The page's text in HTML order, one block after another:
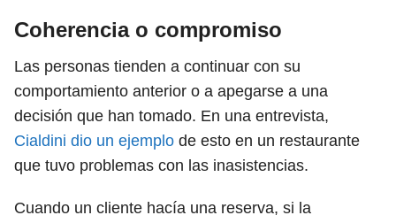
Coherencia o compromiso
Las personas tienden a continuar con su
comportamiento anterior o a apegarse a una
decisión que han tomado. En una entrevista,
Cialdini dio un ejemplo de esto en un restaurante
que tuvo problemas con las inasistencias.
Cuando un cliente hacía una reserva, si la